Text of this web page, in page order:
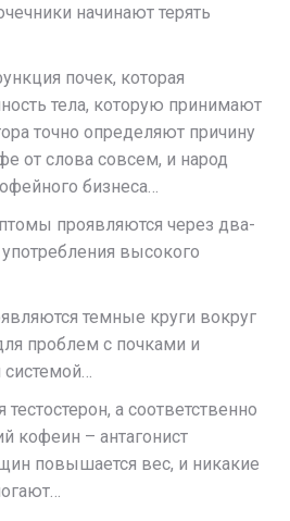
начинают терять
почек, которая
тела, которую принимают
точно определяют причину
от слова совсем, и народ
бизнеса…
проявляются через два-
высокого
темные круги вокруг
проблем с почками и
системой…
а соответственно
кофеин – антагонист
повышается вес, и никакие